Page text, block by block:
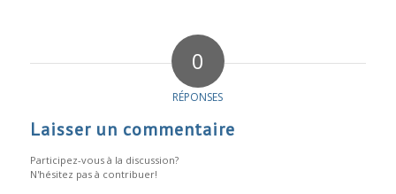
0
RÉPONSES
Laisser un commentaire
Participez-vous à la discussion?
N'hésitez pas à contribuer!